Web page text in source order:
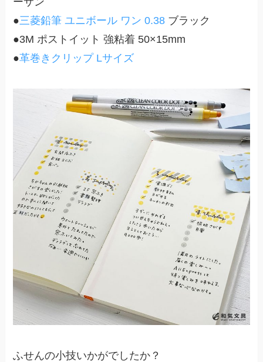
●三菱鉛筆 ユニボール ワン 0.38 ブラック
●3M ポストイット 強粘着 50×15mm
●革巻きクリップ Lサイズ
ふせんの小技いかがでしたか？